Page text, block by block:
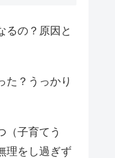
るの？原因と
た？うっかり
（子育てう
理をし過ぎず